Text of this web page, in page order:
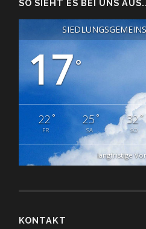
SO SIEHT ES BEI UNS
17°
22 °
FR
25°
SA
32°
SO
langfristige
KONTAKT